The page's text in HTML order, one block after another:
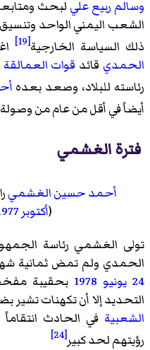
وسالم ربيع علي لبحث
الشعب اليمني الواحد
ذلك السياسة الخارجية[19]
الحمدي قائد قوات العمالقة
رئاسته للبلاد، وصعد بعده
أيضاً في أقل من عام من وصولة
فترة الغشمي
أحمد حسين الغشمي
(أكتوبر
تولى الغشمي رئاسة
الحمدي ولم تمض ثمانية
24 يونيو
1978 بحقيبة
التحديد إلا أن تكهنات تشير
الشعبية في الحادث
رؤيتهم لحد كبير[24]